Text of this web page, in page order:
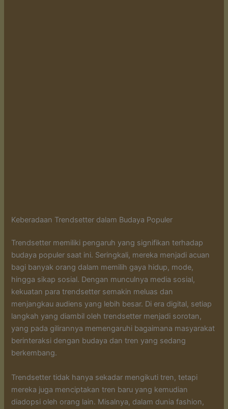
Keberadaan Trendsetter dalam Budaya Populer
Trendsetter memiliki pengaruh yang signifikan terhadap
budaya populer saat ini. Seringkali, mereka menjadi acuan
bagi banyak orang dalam memilih gaya hidup, mode,
hingga sikap sosial. Dengan munculnya media sosial,
kekuatan para trendsetter semakin meluas dan
menjangkau audiens yang lebih besar. Di era digital, setiap
langkah yang diambil oleh trendsetter menjadi sorotan,
yang pada gilirannya memengaruhi bagaimana masyarakat
berinteraksi dengan budaya dan tren yang sedang
berkembang.
Trendsetter tidak hanya sekadar mengikuti tren, tetapi
mereka juga menciptakan tren baru yang kemudian
diadopsi oleh orang lain. Misalnya, dalam dunia fashion,